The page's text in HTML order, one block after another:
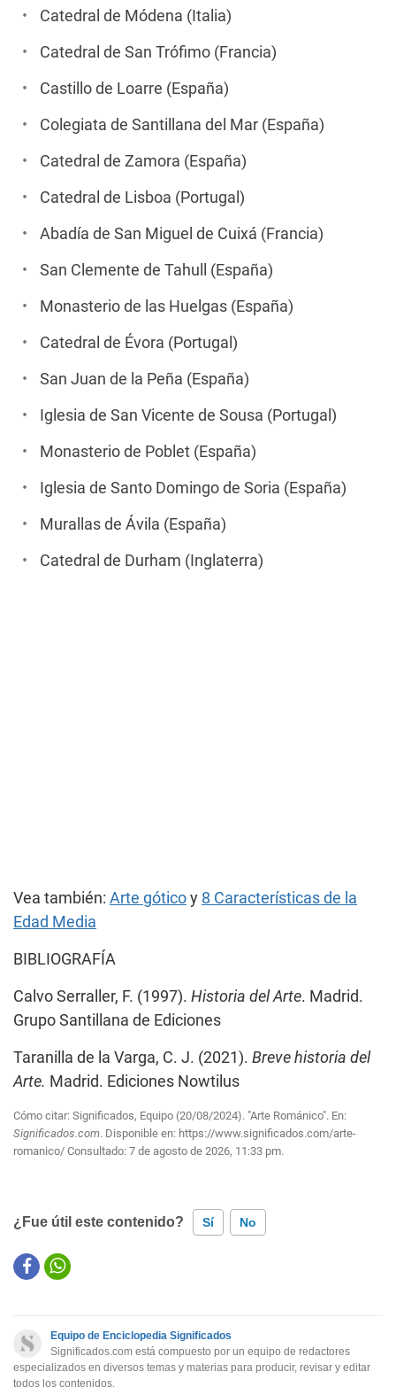
Catedral de Módena (Italia)
Catedral de San Trófimo (Francia)
Castillo de Loarre (España)
Colegiata de Santillana del Mar (España)
Catedral de Zamora (España)
Catedral de Lisboa (Portugal)
Abadía de San Miguel de Cuixá (Francia)
San Clemente de Tahull (España)
Monasterio de las Huelgas (España)
Catedral de Évora (Portugal)
San Juan de la Peña (España)
Iglesia de San Vicente de Sousa (Portugal)
Monasterio de Poblet (España)
Iglesia de Santo Domingo de Soria (España)
Murallas de Ávila (España)
Catedral de Durham (Inglaterra)
Vea también: Arte gótico y 8 Características de la
Edad Media
BIBLIOGRAFÍA
Calvo Serraller, F. (1997). Historia del Arte. Madrid.
Grupo Santillana de Ediciones
Taranilla de la Varga, C. J. (2021). Breve historia del
Arte. Madrid. Ediciones Nowtilus
Cómo citar: Significados, Equipo (20/08/2024). "Arte Románico". En:
Significados.com. Disponible en: https://www.significados.com/arte-
romanico/ Consultado: 7 de agosto de 2026, 11:33 pm.
¿Fue útil este contenido? Sí No
Este contenido contiene información incorrecta
Otro
Equipo de Enciclopedia Significados
Significados.com está compuesto por un equipo de redactores
especializados en diversos temas y materias para producir, revisar y editar
todos los contenidos.